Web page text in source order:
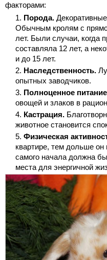
факторами:
Порода.
Обычным кролям с
лет. Были случаи, когда
составляла 12 лет, а
и до 15 лет.
Наследственность.
опытных заводчиков.
Полноценное
овощей и злаков в
Кастрация.
животное становится
Физическая
квартире, тем дольше
самого начала должна
места для энергичной